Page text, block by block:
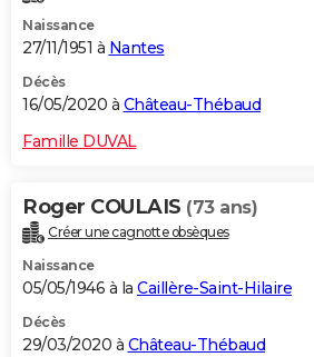
Naissance
27/11/1951 à Nantes
Décès
16/05/2020 à Château-Thébaud
Famille DUVAL
Roger COULAIS (73 ans)
Créer une cagnotte obsèques
Naissance
05/05/1946 à la Caillère-Saint-Hilaire
Décès
29/03/2020 à Château-Thébaud